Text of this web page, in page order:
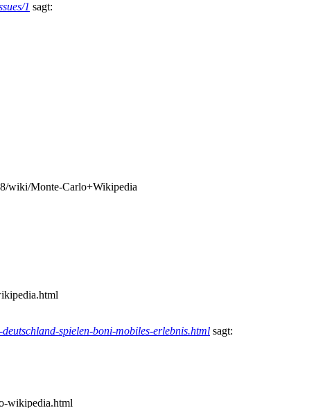
1 sagt:
wiki/Monte-Carlo+Wikipedia
spielen-boni-mobiles-erlebnis.html sagt:
wikipedia.html